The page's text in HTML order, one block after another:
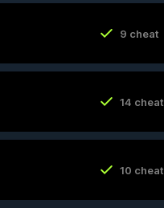
9 cheat
14 cheat
10 cheat